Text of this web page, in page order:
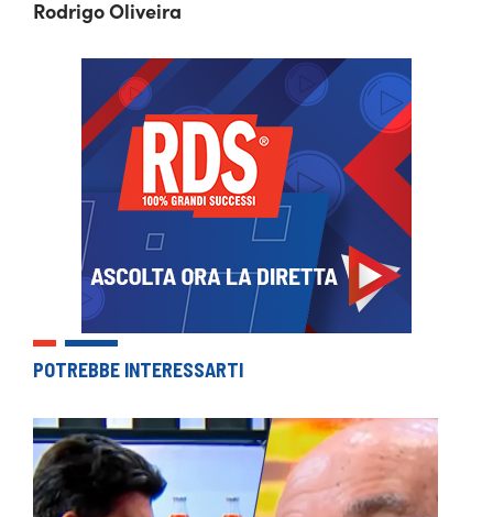
Rodrigo Oliveira
POTREBBE INTERESSARTI